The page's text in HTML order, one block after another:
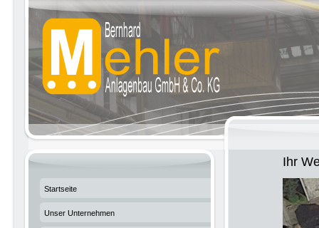
Ihr
Startseite
Unser Unternehmen